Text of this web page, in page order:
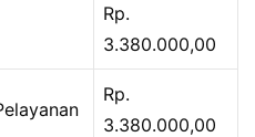
Rp.
3.380.000,00
Rp.
3.380.000,00